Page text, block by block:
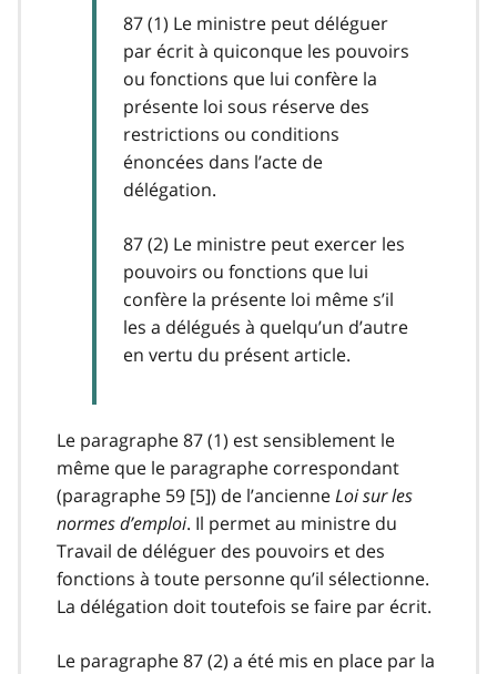
87 (1) Le ministre peut déléguer
par écrit à quiconque les pouvoirs
ou fonctions que lui confère la
présente loi sous réserve des
restrictions ou conditions
énoncées dans l’acte de
délégation.
87 (2) Le ministre peut exercer les
pouvoirs ou fonctions que lui
confère la présente loi même s’il
les a délégués à quelqu’un d’autre
en vertu du présent article.
Le paragraphe 87 (1) est sensiblement le
même que le paragraphe correspondant
(paragraphe 59 [5]) de l’ancienneLoi sur les
normes d’emploi. Il permet au ministre du
Travail de déléguer des pouvoirs et des
fonctions à toute personne qu’il sélectionne.
La délégation doit toutefois se faire par écrit.
Le paragraphe 87 (2) a été mis en place par la